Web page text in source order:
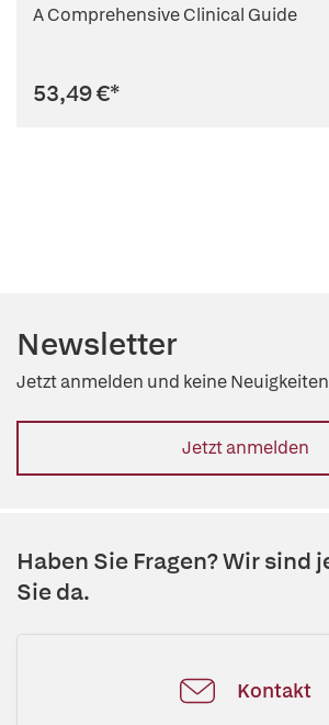
A Comprehensive Clinical Guide
53,49 €*
Newsletter
Jetzt anmelden und keine
Jetzt anmelden
Haben Sie Fragen? Wir sind
Sie da.
Kontakt